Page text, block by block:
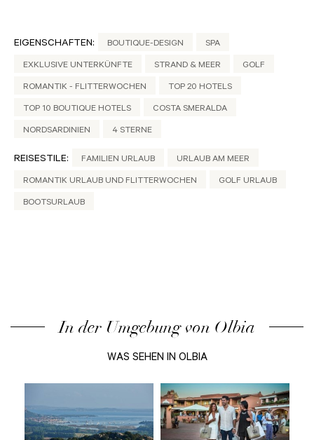
EIGENSCHAFTEN: BOUTIQUE-DESIGN SPA
EXKLUSIVE UNTERKÜNFTE STRAND & MEER GOLF
ROMANTIK - FLITTERWOCHEN TOP 20 HOTELS
TOP 10 BOUTIQUE HOTELS COSTA SMERALDA
NORDSARDINIEN 4 STERNE
REISESTILE: FAMILIEN URLAUB URLAUB AM MEER
ROMANTIK URLAUB UND FLITTERWOCHEN GOLF URLAUB
BOOTSURLAUB
In der Umgebung von Olbia
WAS SEHEN IN OLBIA